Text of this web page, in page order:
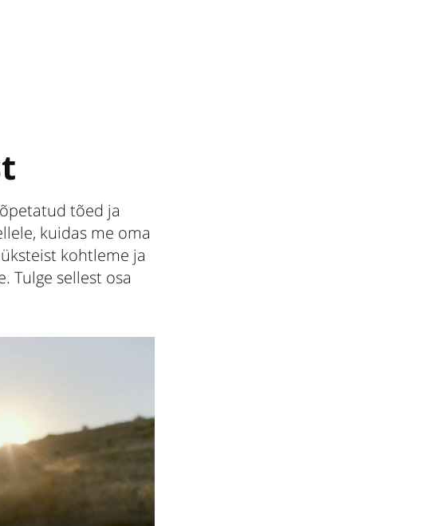
tõed ja
kuidas me oma
kohtleme ja
Tulge sellest osa